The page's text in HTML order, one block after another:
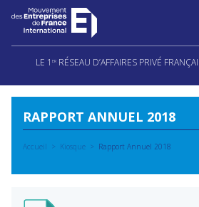
Aller
LE 1 ER RÉSEAU D’AFFAIRES PRIVÉ
RAPPORT ANNUEL 2018
Accueil Kiosque Rapport Annuel 2018